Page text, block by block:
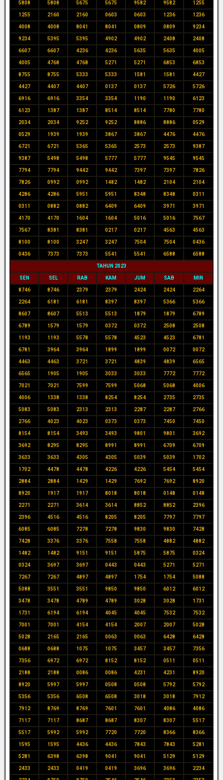
5808 5808 5675 5675 9582 9582 1255
1255 2160 2160 0603 0603 1236 1236
4008 4008 8041 8041 0809 0809 9234
9234 5395 5395 4902 4902 2408 2408
6607 6607 4236 4236 5635 5635 4005
4005 4768 4768 5271 5271 6853 6853
8755 8755 5333 5333 1581 1581 4427
4427 4407 4407 0137 0137 5726 5726
6916 6916 3354 3354 1190 1190 6123
6123 1387 1387 8514 8514 7780 7780
2034 2034 9252 9252 8886 8886 0529
0529 1939 1939 3867 3867 4476 4476
6721 6721 5365 5365 2573 2573 9387
9387 5498 5498 5777 5777 9545 9545
7794 7794 9442 9442 7397 7397 7826
7826 0992 0992 1482 1482 2104 2104
4286 4286 5951 5951 8348 8348 0311
0311 0882 0882 6409 6409 3971 3971
4170 4170 1604 1604 5016 5016 7567
7567 8381 8381 0217 0217 4563 4563
8100 8100 3247 3247 7504 7504 0436
0436 7373 7373 5541 5541 6588 6588
TAHUN 2023
SEN SEL RAB KAM JUM SAB MIN
8746 8746 2379 2379 2424 2424 2264
2264 6181 6181 8397 8397 5366 5366
8607 8607 5513 5513 1879 1879 6789
6789 1579 1579 0372 0372 2508 2508
1193 1193 5578 5578 4523 4523 6781
6781 3964 3964 1899 1899 0072 0072
4463 4463 3721 3721 4839 4839 6565
6565 1905 1905 3033 3033 7772 7772
7021 7021 7599 7599 5068 5068 4006
4006 1338 1338 8254 8254 2735 2735
5083 5083 2313 2313 2287 2287 2766
2766 4023 4023 0373 0373 7450 7450
8154 8154 3493 3493 9801 9801 3692
3692 8295 8295 8991 8991 6709 6709
3633 3633 4305 4305 5039 5039 1702
1702 4478 4478 4226 4226 5454 5454
2884 2884 1429 1429 7692 7692 8920
8920 1917 1917 8018 8018 0148 0148
2271 2271 3614 3614 8852 8852 2396
2396 4516 4516 8205 8205 7797 7797
6085 6085 7278 7278 9830 9830 7428
7428 3376 3376 7558 7558 4882 4882
1482 1482 9151 9151 5875 5875 0324
0324 3697 3697 0443 0443 5271 5271
7267 7267 4897 4897 1754 1754 5088
5088 3551 3551 9850 9850 6012 6012
3478 3478 4789 4789 3028 3028 1731
1731 6194 6194 4045 4045 7532 7532
7001 7001 4154 4154 2007 2007 5028
5028 2165 2165 0063 0063 6428 6428
0688 0688 1075 1075 3457 3457 7356
7356 6972 6972 8152 8152 0511 0511
2188 2188 0086 0086 4231 4231 8920
8920 5997 5997 0508 0508 5792 5792
5356 5356 6508 6508 3018 3018 7912
7912 8769 8769 7601 7601 4086 4086
7117 7117 8687 8687 8307 8307 5517
5517 5992 5992 7720 7720 8366 8366
1595 1595 4436 4436 7843 7843 5281
5281 6398 6398 9041 9041 5129 5129
2433 2433 0419 0419 3696 3696 2234